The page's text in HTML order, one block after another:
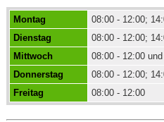
Montag
08:00 - 12:00;
Dienstag
08:00 - 12:00;
Mittwoch
08:00 - 12:00
Donnerstag
08:00 - 12:00;
Freitag
08:00 - 12:00